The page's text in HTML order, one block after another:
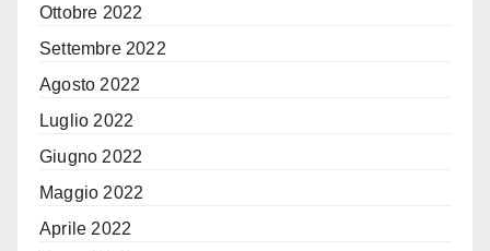
Ottobre 2022
Settembre 2022
Agosto 2022
Luglio 2022
Giugno 2022
Maggio 2022
Aprile 2022